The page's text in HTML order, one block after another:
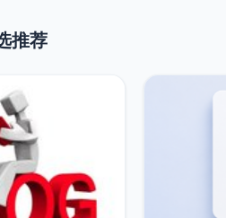
推荐